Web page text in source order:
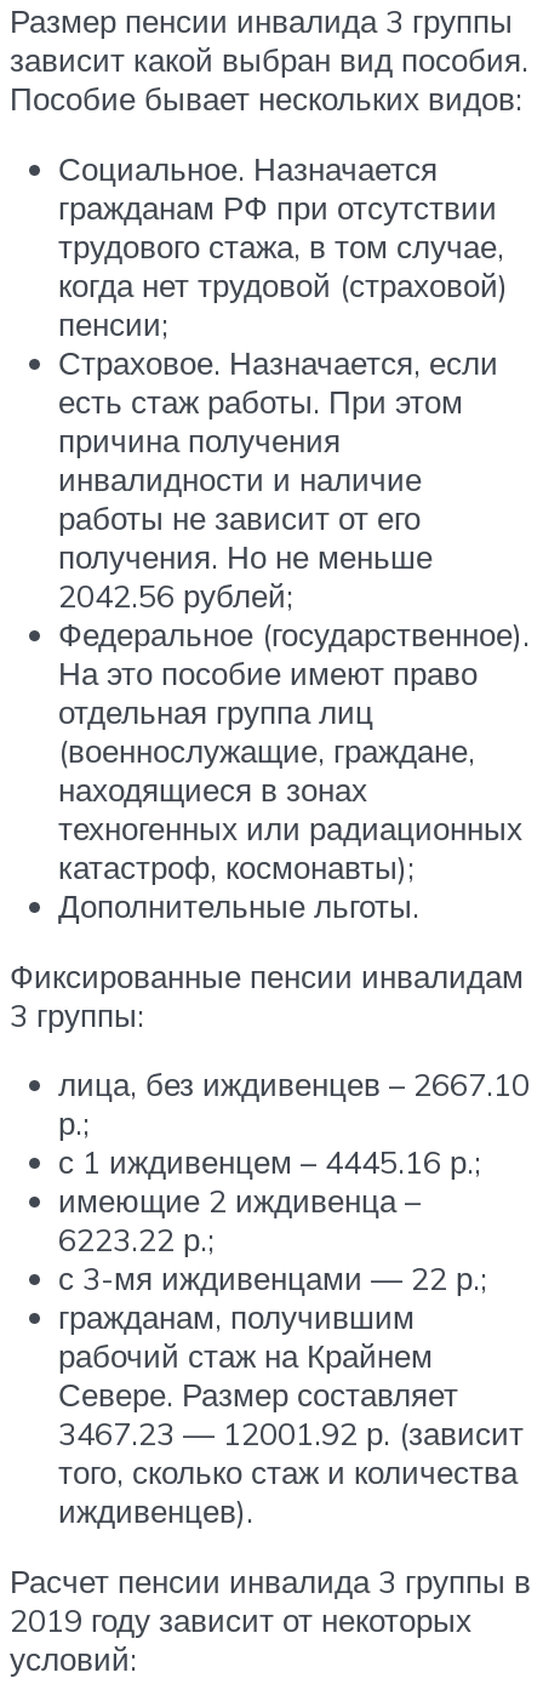
Размер пенсии инвалида 3 группы
зависит какой выбран вид пособия.
Пособие бывает нескольких видов:
Социальное. Назначается
гражданам РФ при отсутствии
трудового стажа, в том случае,
когда нет трудовой (страховой)
пенсии;
Страховое. Назначается, если
есть стаж работы. При этом
причина получения
инвалидности и наличие
работы не зависит от его
получения. Но не меньше
2042.56 рублей;
Федеральное (государственное).
На это пособие имеют право
отдельная группа лиц
(военнослужащие, граждане,
находящиеся в зонах
техногенных или радиационных
катастроф, космонавты);
Дополнительные льготы.
Фиксированные пенсии инвалидам
3 группы:
лица, без иждивенцев – 2667.10
р.;
с 1 иждивенцем – 4445.16 р.;
имеющие 2 иждивенца –
6223.22 р.;
с 3-мя иждивенцами — 22 р.;
гражданам, получившим
рабочий стаж на Крайнем
Севере. Размер составляет
3467.23 — 12001.92 р. (зависит
того, сколько стаж и количества
иждивенцев).
Расчет пенсии инвалида 3 группы в
2019 году зависит от некоторых
условий: